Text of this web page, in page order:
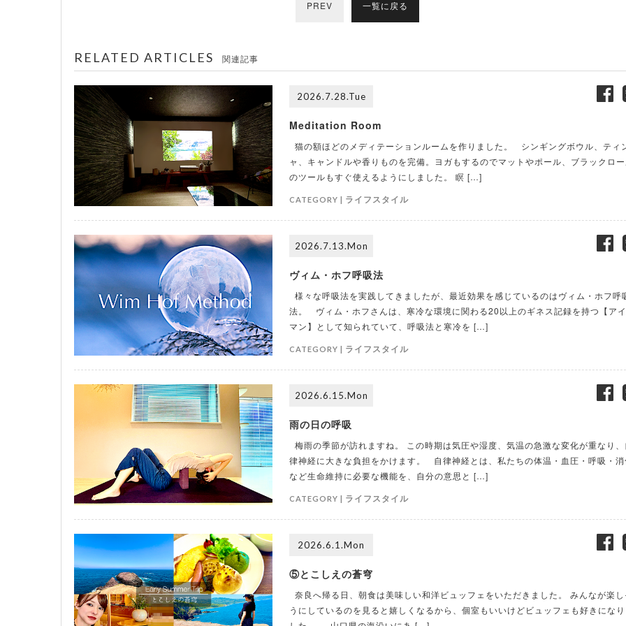
PREV 一覧に戻る
RELATED ARTICLES 関連記事
2026.7.28.Tue
Meditation Room
猫の額ほどのメディテーションルームを作りました。 シンギングボウル、ティ
ャ、キャンドルや香りものを完備。ヨガもするのでマットやポール、ブラックロ
のツールもすぐ使えるようにしました。 瞑 […]
CATEGORY | ライフスタイル
2026.7.13.Mon
ヴィム・ホフ呼吸法
様々な呼吸法を実践してきましたが、最近効果を感じているのはヴィム・ホフ呼
法。 ヴィム・ホフさんは、寒冷な環境に関わる20以上のギネス記録を持つ【ア
マン】として知られていて、呼吸法と寒冷を […]
CATEGORY | ライフスタイル
2026.6.15.Mon
雨の日の呼吸
梅雨の季節が訪れますね。 この時期は気圧や湿度、気温の急激な変化が重なり、
律神経に大きな負担をかけます。 自律神経とは、私たちの体温・血圧・呼吸・消
など生命維持に必要な機能を、自分の意思と […]
CATEGORY | ライフスタイル
2026.6.1.Mon
⑤とこしえの蒼穹
奈良へ帰る日、朝食は美味しい和洋ビュッフェをいただきました。 みんなが楽し
うにしているのを見ると嬉しくなるから、個室もいいけどビュッフェも好きになり